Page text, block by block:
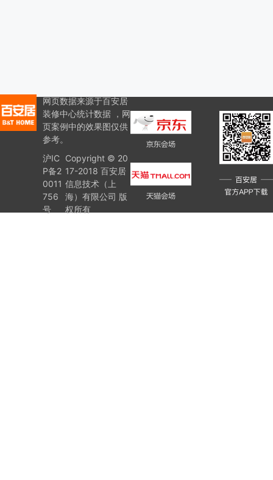
网页数据来源于百安居
装修中心统计数据 ，网
页案例中的效果图仅供
参考。
沪IC
P备2
0011
756
号
Copyright © 20
17-2018 百安居
信息技术（上
海）有限公司 版
权所有